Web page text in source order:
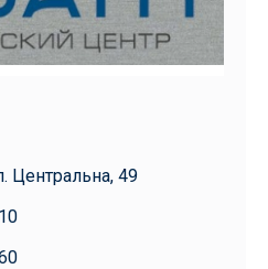
Центральна, 49